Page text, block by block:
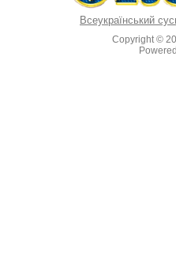
Всеукраїнський
Copyright ©